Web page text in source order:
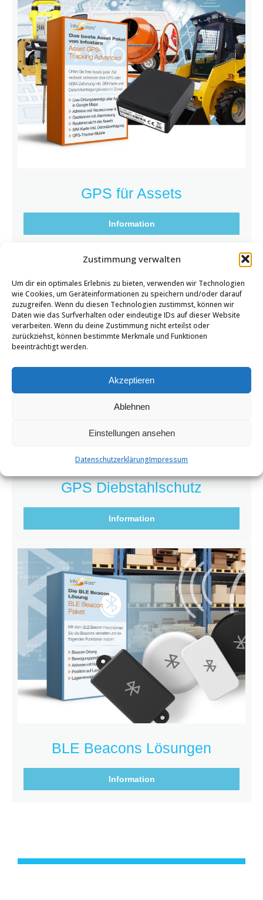
Zustimmung verwalten
Um dir ein optimales Erlebnis zu bieten, verwenden wir Technologien
wie Cookies, um Geräteinformationen zu speichern und/oder darauf
zuzugreifen. Wenn du diesen Technologien zustimmst, können wir
Daten wie das Surfverhalten oder eindeutige IDs auf dieser Website
verarbeiten. Wenn du deine Zustimmung nicht erteilst oder
zurückziehst, können bestimmte Merkmale und Funktionen
beeinträchtigt werden.
Akzeptieren
Ablehnen
Einstellungen ansehen
DatenschutzerklärungImpressum
GPS für Assets
Information
Zum Shop
GPS Diebstahlschutz
Information
BLE Beacons Lösungen
Information